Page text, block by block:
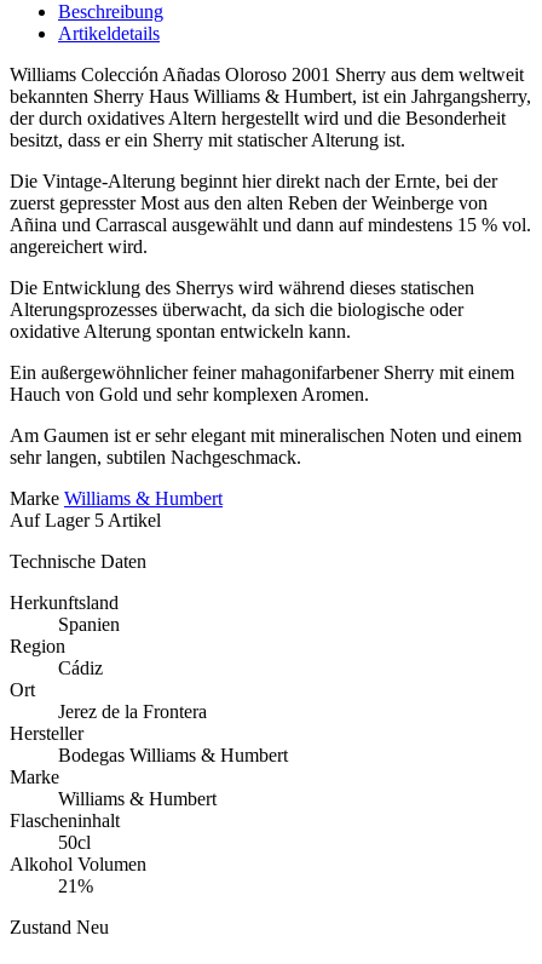
Beschreibung
Artikeldetails
Williams Colección Añadas Oloroso 2001 Sherry aus dem weltweit
bekannten Sherry Haus Williams & Humbert, ist ein Jahrgangsherry,
der durch oxidatives Altern hergestellt wird und die Besonderheit
besitzt, dass er ein Sherry mit statischer Alterung ist.
Die Vintage-Alterung beginnt hier direkt nach der Ernte, bei der
zuerst gepresster Most aus den alten Reben der Weinberge von
Añina und Carrascal ausgewählt und dann auf mindestens 15 % vol.
angereichert wird.
Die Entwicklung des Sherrys wird während dieses statischen
Alterungsprozesses überwacht, da sich die biologische oder
oxidative Alterung spontan entwickeln kann.
Ein außergewöhnlicher feiner mahagonifarbener Sherry mit einem
Hauch von Gold und sehr komplexen Aromen.
Am Gaumen ist er sehr elegant mit mineralischen Noten und einem
sehr langen, subtilen Nachgeschmack.
Marke Williams & Humbert
Auf Lager 5 Artikel
Technische Daten
Herkunftsland
Spanien
Region
Cádiz
Ort
Jerez de la Frontera
Hersteller
Bodegas Williams & Humbert
Marke
Williams & Humbert
Flascheninhalt
50cl
Alkohol Volumen
21%
Zustand Neu